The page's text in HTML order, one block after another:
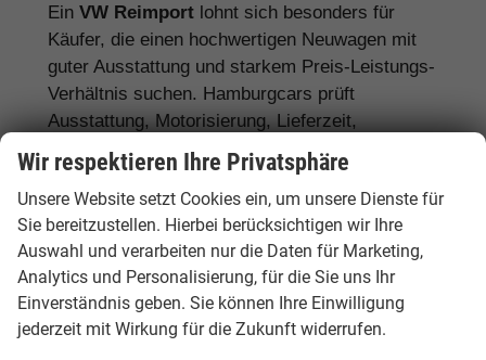
Ein VW Reimport lohnt sich besonders für
Käufer, die einen hochwertigen Neuwagen mit
guter Ausstattung und starkem Preis-Leistungs-
Verhältnis suchen. Hamburgcars prüft
Ausstattung, Motorisierung, Lieferzeit,
Garantiebedingungen und Fahrzeugdetails
transparent vor dem Kauf.
Für Stadtfahrer:VW Polo, VW Golf, VW
ID.3
Für Familien: VW Tiguan, VW Passat
Variant, VW Touran, VW Caddy
Wir respektieren Ihre Privatsphäre
Unsere Website setzt Cookies ein, um unsere Dienste für
Sie bereitzustellen. Hierbei berücksichtigen wir Ihre
Auswahl und verarbeiten nur die Daten für Marketing,
Analytics und Personalisierung, für die Sie uns Ihr
Einverständnis geben. Sie können Ihre Einwilligung
jederzeit mit Wirkung für die Zukunft widerrufen.